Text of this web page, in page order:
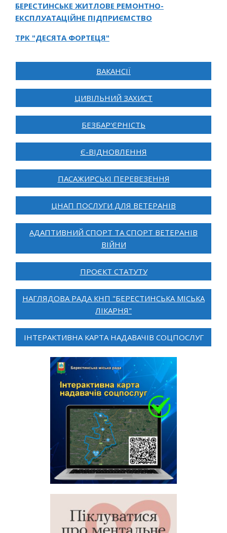
БЕРЕСТИНСЬКЕ ЖИТЛОВЕ РЕМОНТНО-
ЕКСПЛУАТАЦІЙНЕ ПІДПРИЄМСТВО
ТРК "ДЕСЯТА ФОРТЕЦЯ"
ВАКАНСІЇ
ЦИВІЛЬНИЙ ЗАХИСТ
БЕЗБАР'ЄРНІСТЬ
Є-ВІДНОВЛЕННЯ
ПАСАЖИРСЬКІ ПЕРЕВЕЗЕННЯ
ЦНАП ПОСЛУГИ ДЛЯ ВЕТЕРАНІВ
АДАПТИВНИЙ СПОРТ ТА СПОРТ ВЕТЕРАНІВ
ВІЙНИ
ПРОЄКТ СТАТУТУ
НАГЛЯДОВА РАДА КНП "БЕРЕСТИНСЬКА МІСЬКА
ЛІКАРНЯ"
ІНТЕРАКТИВНА КАРТА НАДАВАЧІВ СОЦПОСЛУГ